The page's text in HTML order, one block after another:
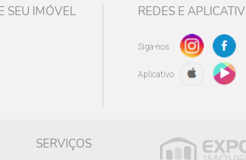
SEU IMÓVEL REDES E
Siga-nos
Aplicativo
SERVIÇOS